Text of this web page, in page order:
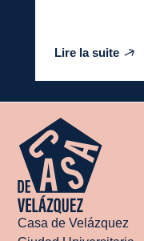
Lire la suite
Casa de Velázquez